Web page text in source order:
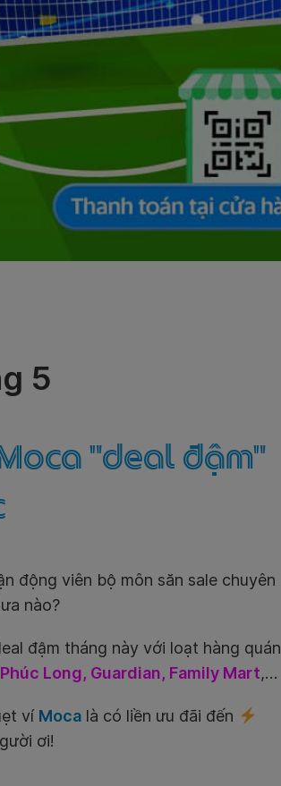
5
"deal đậm"
động viên bộ môn săn sale chuyên
nào?
đậm tháng này với loạt hàng quán
Long, Guardian, Family Mart,…
ví Moca là có liền ưu đãi đến
ơi!